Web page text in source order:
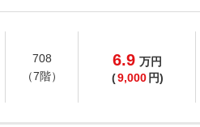
708
（7階）
6.9 万円
(9,000 円)